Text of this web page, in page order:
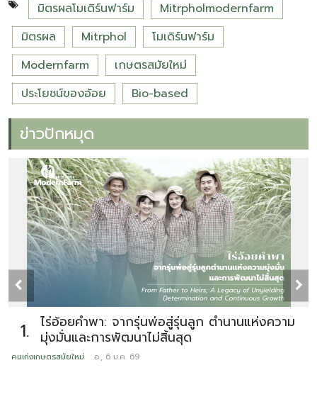
มิตรผลโมเดิร์นฟาร์ม
Mitrpholmodernfarm
มิตรผล
Mitrphol
โมเดิร์นฟาร์ม
Modernfarm
เกษตรสมัยใหม่
ประโยชน์ของอ้อย
Bio-based
ข่าวปักหมุด
1.
ไร่อ้อยคำพา: จากรุ่นพ่อสู่รุ่นลูก ตำนานแห่งความ
มุ่งมั่นและการพัฒนาไม่สิ้นสุด
คนเก่งเกษตรสมัยใหม่
อ., 6 ม.ค. 69